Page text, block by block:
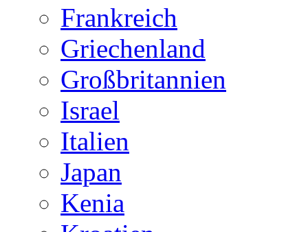
Frankreich
Griechenland
Großbritannien
Israel
Italien
Japan
Kenia